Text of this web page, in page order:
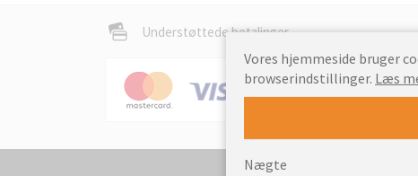
Understøttede betalinger
Vores hjemmeside bruger
browserindstillinger. Læs
Nægte